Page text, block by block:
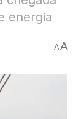
energia
AA